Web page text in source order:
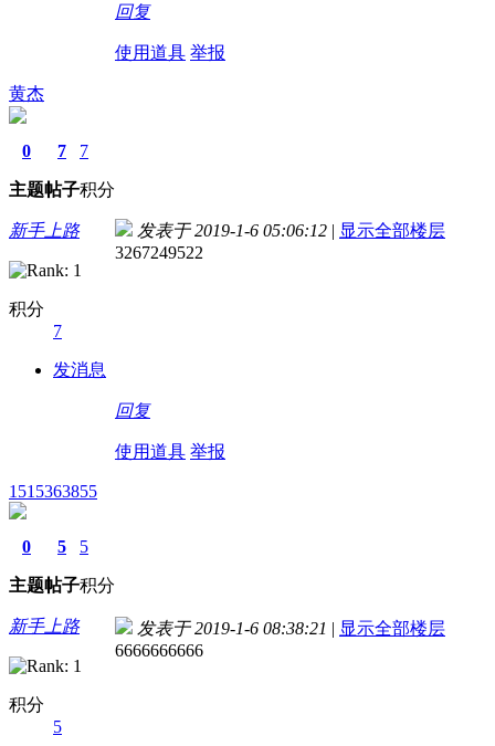
回复
使用道具 举报
黄杰
0
主题
7
帖子
7
积分
新手上路
积分
7
发消息
发表于 2019-1-6 05:06:12 | 显示全部楼层
3267249522
回复
使用道具 举报
1515363855
0
主题
5
帖子
5
积分
新手上路
积分
5
发表于 2019-1-6 08:38:21 | 显示全部楼层
6666666666